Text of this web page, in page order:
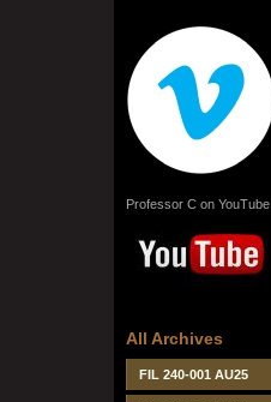
Professor C on YouTube
All Archives
FIL 240-001 AU25